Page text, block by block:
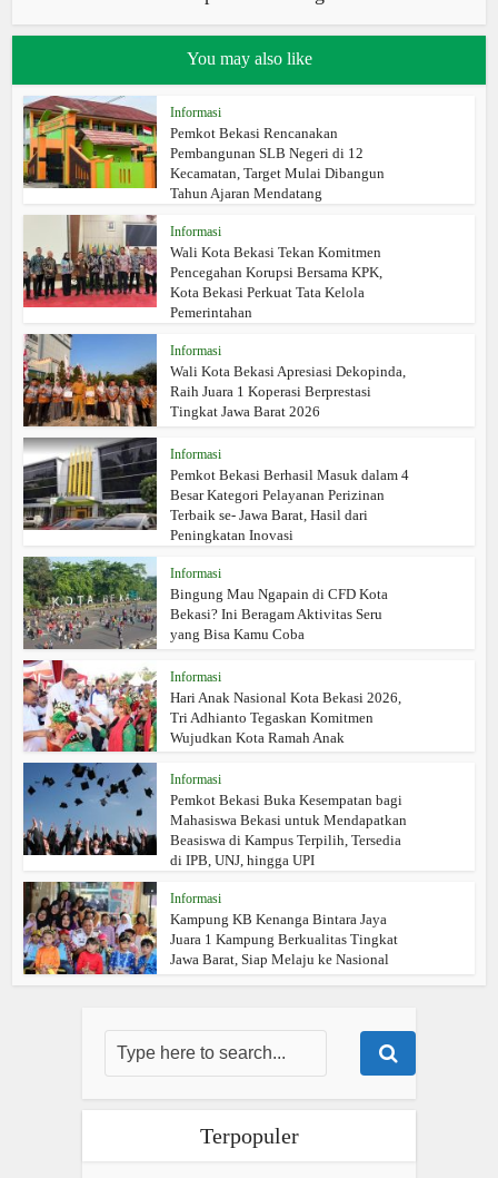
You may also like
Informasi
Pemkot Bekasi Rencanakan
Pembangunan SLB Negeri di 12
Kecamatan, Target Mulai Dibangun
Tahun Ajaran Mendatang
Informasi
Wali Kota Bekasi Tekan Komitmen
Pencegahan Korupsi Bersama KPK,
Kota Bekasi Perkuat Tata Kelola
Pemerintahan
Informasi
Wali Kota Bekasi Apresiasi Dekopinda,
Raih Juara 1 Koperasi Berprestasi
Tingkat Jawa Barat 2026
Informasi
Pemkot Bekasi Berhasil Masuk dalam 4
Besar Kategori Pelayanan Perizinan
Terbaik se- Jawa Barat, Hasil dari
Peningkatan Inovasi
Informasi
Bingung Mau Ngapain di CFD Kota
Bekasi? Ini Beragam Aktivitas Seru
yang Bisa Kamu Coba
Informasi
Hari Anak Nasional Kota Bekasi 2026,
Tri Adhianto Tegaskan Komitmen
Wujudkan Kota Ramah Anak
Informasi
Pemkot Bekasi Buka Kesempatan bagi
Mahasiswa Bekasi untuk Mendapatkan
Beasiswa di Kampus Terpilih, Tersedia
di IPB, UNJ, hingga UPI
Informasi
Kampung KB Kenanga Bintara Jaya
Juara 1 Kampung Berkualitas Tingkat
Jawa Barat, Siap Melaju ke Nasional
Terpopuler